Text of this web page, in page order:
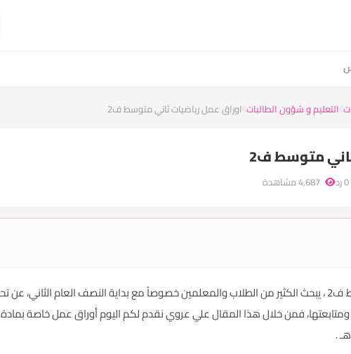
التعليم و شؤون الطالبات اوراق عمل رياضيات ثاني متوسط ف2
متوسط ف2
اوراق عمل رياضيات ثاني متوسط ف2 ، يبحث الكثير من الطلاب والمعلمين خصوصاً مع بداية النصف العام
فمن خلال هذا المقال علي عروي نقدم لكم اليوم أوراق عمل خاصة بمادة